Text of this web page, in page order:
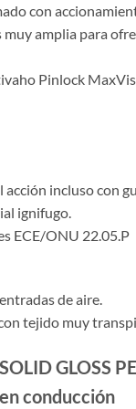
con
amplia para
Pinlock
incluso con
ignifugo.
ECE/ONU 22.05.P
de aire.
tejido muy
GLOSS
conducción